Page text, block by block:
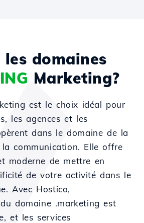
domaines
Marketing?
est le choix idéal pour
les agences et les
dans le domaine de la
communication. Elle offre
moderne de mettre en
de votre activité dans le
Avec Hostico,
domaine .marketing est
et les services